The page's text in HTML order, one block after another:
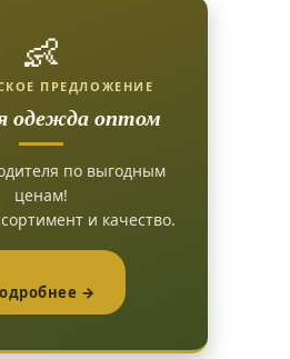
👶
ПРЕДЛОЖЕНИЕ
одежда оптом
по выгодным
ценам!
и качество.
→